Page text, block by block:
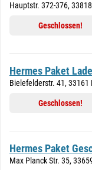
Hauptstr. 372-376,
Geschlossen!
Hermes Paket
Bielefelderstr. 41, 33161
Geschlossen!
Hermes Paket
Max Planck Str. 35,